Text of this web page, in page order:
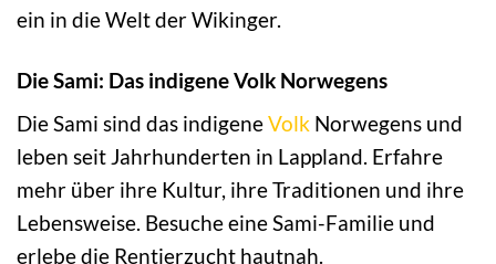
ein in die Welt der Wikinger.
Die Sami: Das indigene Volk Norwegens
Die Sami sind das indigeneVolk Norwegens und
leben seit Jahrhunderten in Lappland. Erfahre
mehr über ihre Kultur, ihre Traditionen und ihre
Lebensweise. Besuche eine Sami-Familie und
erlebe die Rentierzucht hautnah.